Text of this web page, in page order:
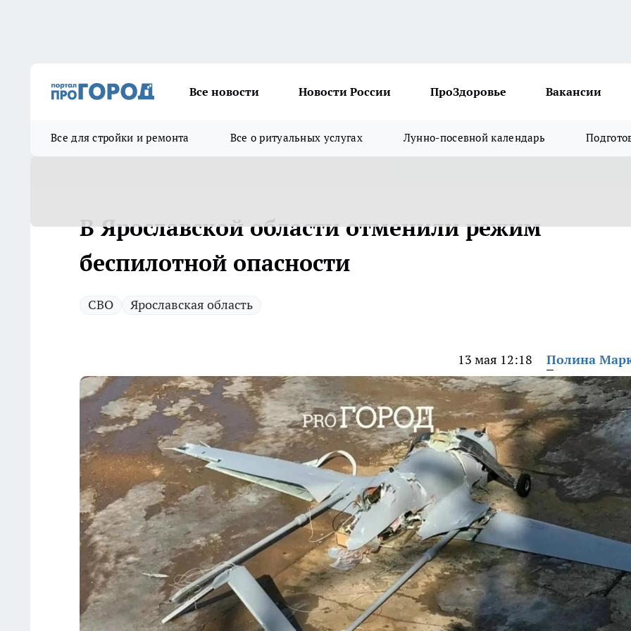
Все новости Новости России ПроЗдоровье Вакансии
Все для стройки и ремонта Все о ритуальных услугах Лунно-посевной календарь
В Ярославской области отменили режим
беспилотной опасности
СВО Ярославская область
13 мая 12:18 Полина